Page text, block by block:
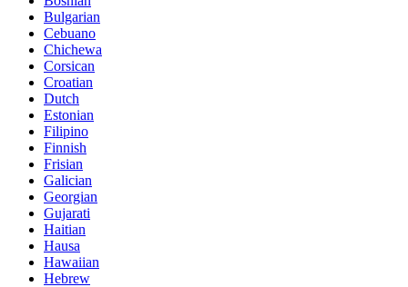
Bulgarian
Cebuano
Chichewa
Corsican
Croatian
Dutch
Estonian
Filipino
Finnish
Frisian
Galician
Georgian
Gujarati
Haitian
Hausa
Hawaiian
Hebrew